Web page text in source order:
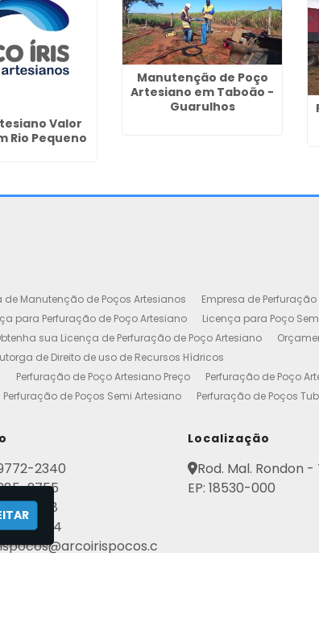
Valor
Rio Pequeno
Manutenção de Poço
Artesiano em Taboão -
Guarulhos
de Manutenção de Poços Artesianos
Empresa de
para Perfuração de Poço Artesiano
Licença para Poço
sua Licença de Perfuração de Poço Artesiano
de Direito de uso de Recursos Hídricos
Perfuração de Poço Artesiano Preço
Perfuração de Poço
Perfuração de Poços Semi Artesiano
Perfuração de Poços
Poços Artesianos
Quanto Custa o Metro de Perfuração de
Manutenção de Poço Artesiano
Perfuração de Poço
Poço Tubular Profundo Poços Artesianos Residencial
Artesianos
Poços Artesianos
Artesiano Perfuração de Poços
2340
2755
2568
7184
Localização
Rod. Mal. Rondon
EP: 18530-000